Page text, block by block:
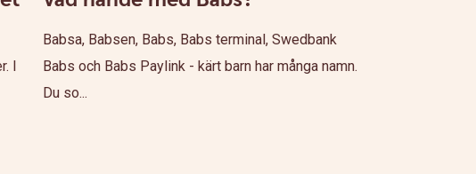
I
Babsa, Babsen, Babs, Babs terminal, Swedbank
Babs och Babs Paylink - kärt barn har många namn.
Du so...